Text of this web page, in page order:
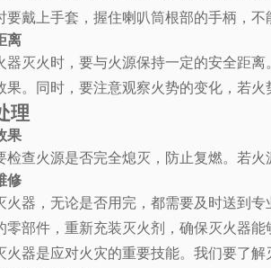
要戴上手套，握住喇叭筒根部的手柄，
离
器灭火时，要与火源保持一定的安全距
果。同时，要注意观察火势的变化，若
理
果
检查火源是否完全熄灭，防止复燃。若
修
火器，无论是否用完，都需要及时送到
零部件，重新充装灭火剂，确保灭火器能
火器是应对火灾的重要技能。我们要了